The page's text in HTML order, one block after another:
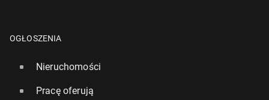
OGŁOSZENIA
Nieruchomości
Pracę oferują